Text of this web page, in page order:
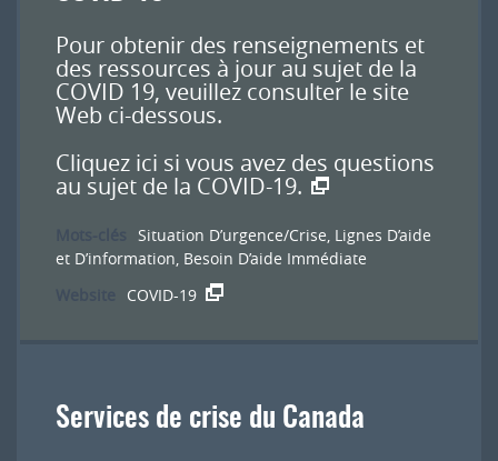
Pour obtenir des renseignements et
des ressources à jour au sujet de la
COVID 19, veuillez consulter le site
Web ci-dessous.
Cliquez ici si vous avez des questions
au sujet de la COVID-19.
Situation D’urgence/Crise, Lignes D’aide
et D’information, Besoin D’aide Immédiate
COVID-19
Services de crise du Canada